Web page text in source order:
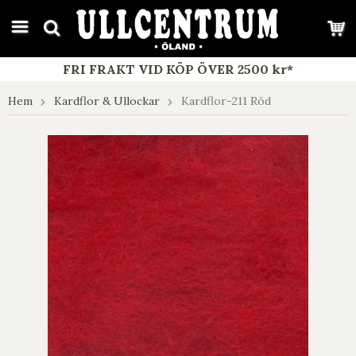
google-site-verification: google7e4b1026db5d9f32.html
FRI FRAKT VID KÖP ÖVER 2500 kr*
Hem Kardflor & Ullockar Kardflor-211 Röd